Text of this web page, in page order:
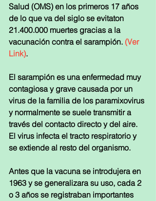
Salud (OMS) en los primeros 17 años
de lo que va del siglo se evitaton
21.400.000 muertes gracias a la
vacunación contra el sarampión. (Ver
Link).
El sarampión es una enfermedad muy
contagiosa y grave causada por un
virus de la familia de los paramixovirus
y normalmente se suele transmitir a
través del contacto directo y del aire.
El virus infecta el tracto respiratorio y
se extiende al resto del organismo.
Antes que la vacuna se introdujera en
1963 y se generalizara su uso, cada 2
o 3 años se registraban importantes